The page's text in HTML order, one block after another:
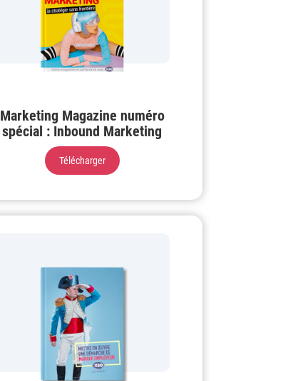
Marketing Magazine numéro
spécial : Inbound Marketing
Télécharger